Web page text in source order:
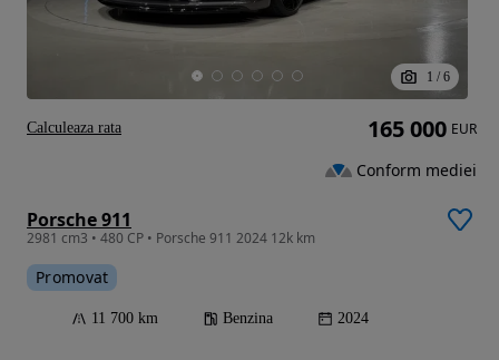
1 / 6
Porsche 911
2981 cm3 • 480 CP • Porsche 911 2024 12k km
Promovat
11 700 km Benzina 2024
165 000 EUR
Conform mediei
Calculeaza rata